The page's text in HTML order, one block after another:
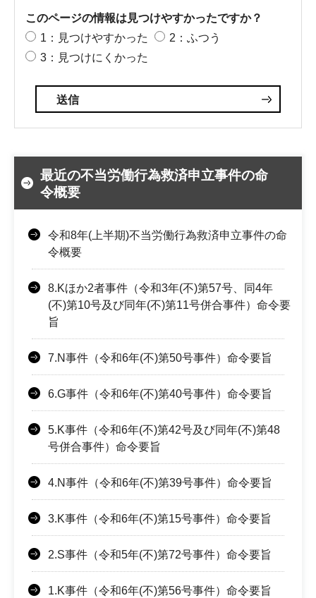
このページの情報は見つけやすかったですか？
1：見つけやすかった
2：ふつう
3：見つけにくかった
最近の不当労働行為救済申立事件の命
令概要
令和8年(上半期)不当労働行為救済申立事件の命
令概要
8.Kほか2者事件（令和3年(不)第57号、同4年
(不)第10号及び同年(不)第11号併合事件）命令要
旨
7.N事件（令和6年(不)第50号事件）命令要旨
6.G事件（令和6年(不)第40号事件）命令要旨
5.K事件（令和6年(不)第42号及び同年(不)第48
号併合事件）命令要旨
4.N事件（令和6年(不)第39号事件）命令要旨
3.K事件（令和6年(不)第15号事件）命令要旨
2.S事件（令和5年(不)第72号事件）命令要旨
1.K事件（令和6年(不)第56号事件）命令要旨